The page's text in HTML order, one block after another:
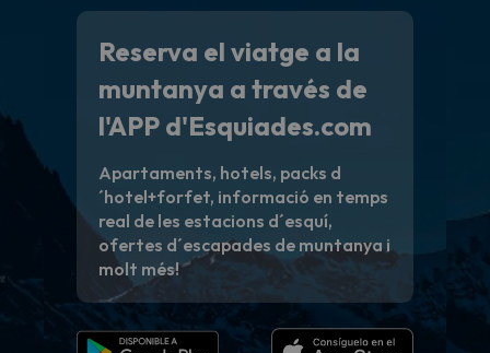
Reserva el viatge a la
muntanya a través de
l'APP d'Esquiades.com
Apartaments, hotels, packs d
´hotel+forfet, informació en temps
real de les estacions d´esquí,
ofertes d´escapades de muntanya i
molt més!